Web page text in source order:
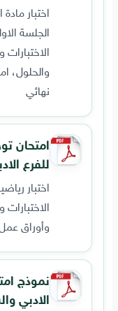
اختبار
الجلسة الاولى لعام
والحلول،
نهائي
امتحان
للفرع الادبي
اختبار
وأوراق
نموذج
الادبي